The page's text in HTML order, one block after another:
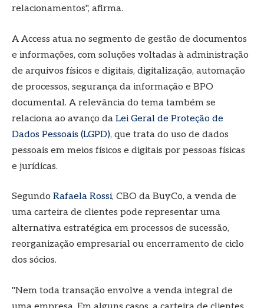
relacionamentos", afirma.
A Access atua no segmento de gestão de documentos
e informações, com soluções voltadas à administração
de arquivos físicos e digitais, digitalização, automação
de processos, segurança da informação e BPO
documental. A relevância do tema também se
relaciona ao avanço da Lei Geral de Proteção de
Dados Pessoais (LGPD), que trata do uso de dados
pessoais em meios físicos e digitais por pessoas físicas
e jurídicas.
Segundo Rafaela Rossi, CBO da BuyCo, a venda de
uma carteira de clientes pode representar uma
alternativa estratégica em processos de sucessão,
reorganização empresarial ou encerramento de ciclo
dos sócios.
"Nem toda transação envolve a venda integral de